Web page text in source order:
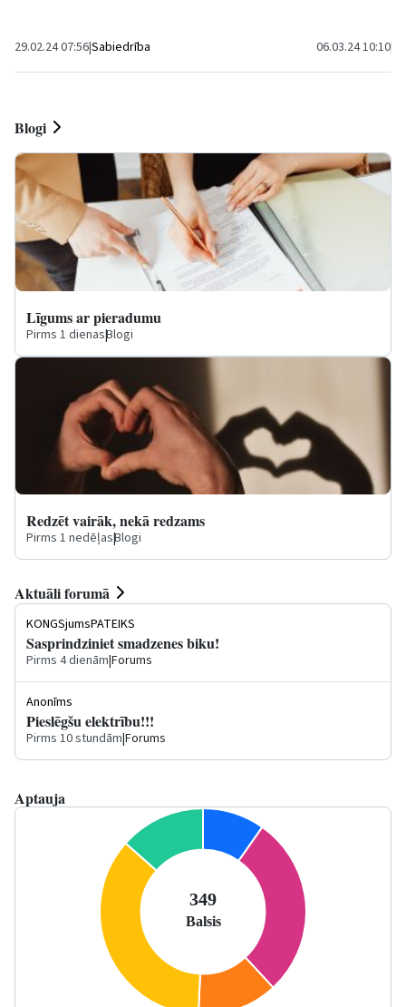
29.02.24 07:56|Sabiedrība 06.03.24 10:10|
Blogi
Līgums ar pieradumu
Pirms 1 dienas|Blogi
Redzēt vairāk, nekā redzams
Pirms 1 nedēļas|Blogi
Aktuāli forumā
KONGSjumsPATEIKS
Sasprindziniet smadzenes biku!
Pirms 4 dienām|Forums
Anonīms
Pieslēgšu elektrību!!!
Pirms 10 stundām|Forums
Aptauja